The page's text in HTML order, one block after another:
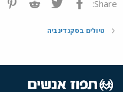
Share:
טיולים בסקנדינביה